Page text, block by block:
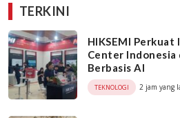
TERKINI
HIKSEMI
Center Indonesia
Berbasis AI
TEKNOLOGI 2 jam yang